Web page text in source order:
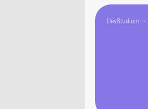
HeyStudium